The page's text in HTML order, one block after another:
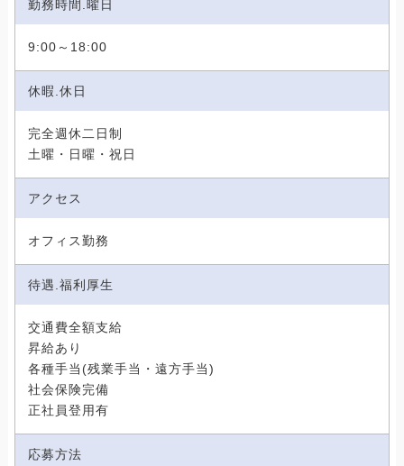
勤務時間.曜日
9:00～18:00
休暇.休日
完全週休二日制
土曜・日曜・祝日
アクセス
オフィス勤務
待遇.福利厚生
交通費全額支給
昇給あり
各種手当(残業手当・遠方手当)
社会保険完備
正社員登用有
応募方法